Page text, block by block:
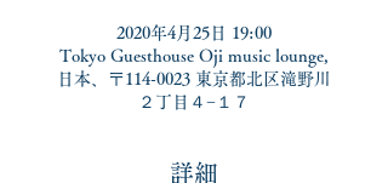
2020年4月25日 19:00
Tokyo Guesthouse Oji music lounge,
日本、〒114-0023 東京都北区滝野川
２丁目４−１７
詳細